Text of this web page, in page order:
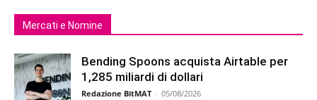
Mercati e Nomine
Bending Spoons acquista Airtable per
1,285 miliardi di dollari
Redazione BitMAT - 05/08/2026